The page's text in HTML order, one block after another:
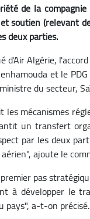
de la
soutien (relevant
deux parties.
d'Air Algérie,
et le
du secteur,
les mécanismes
un transfert
par les deux
ajoute le
pas
à développer le
pays", a-t-on précisé.